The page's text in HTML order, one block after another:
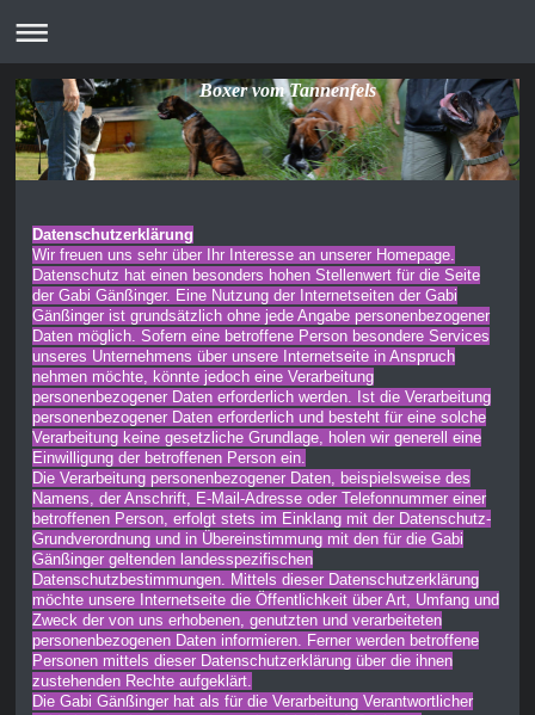
Boxer vom Tannenfels
Datenschutzerklärung
Wir freuen uns sehr über Ihr Interesse an unserer Homepage.
Datenschutz hat einen besonders hohen Stellenwert für die Seite
der Gabi Gänßinger. Eine Nutzung der Internetseiten der Gabi
Gänßinger ist grundsätzlich ohne jede Angabe personenbezogener
Daten möglich. Sofern eine betroffene Person besondere Services
unseres Unternehmens über unsere Internetseite in Anspruch
nehmen möchte, könnte jedoch eine Verarbeitung
personenbezogener Daten erforderlich werden. Ist die Verarbeitung
personenbezogener Daten erforderlich und besteht für eine solche
Verarbeitung keine gesetzliche Grundlage, holen wir generell eine
Einwilligung der betroffenen Person ein.
Die Verarbeitung personenbezogener Daten, beispielsweise des
Namens, der Anschrift, E-Mail-Adresse oder Telefonnummer einer
betroffenen Person, erfolgt stets im Einklang mit der Datenschutz-
Grundverordnung und in Übereinstimmung mit den für die Gabi
Gänßinger geltenden landesspezifischen
Datenschutzbestimmungen. Mittels dieser Datenschutzerklärung
möchte unsere Internetseite die Öffentlichkeit über Art, Umfang und
Zweck der von uns erhobenen, genutzten und verarbeiteten
personenbezogenen Daten informieren. Ferner werden betroffene
Personen mittels dieser Datenschutzerklärung über die ihnen
zustehenden Rechte aufgeklärt.
Die Gabi Gänßinger hat als für die Verarbeitung Verantwortlicher